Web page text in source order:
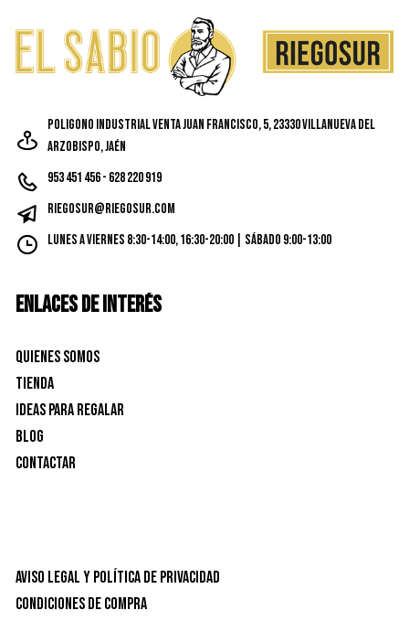
Poligono Industrial Venta Juan Francisco, 5, 23330 Villanueva del
Arzobispo, Jaén
953 451 456 - 628 220 919
riegosur@riegosur.com
Lunes a Viernes 8:30-14:00, 16:30-20:00 | Sábado 9:00-13:00
ENLACES DE INTERÉS
Quienes Somos
Tienda
Ideas para Regalar
Blog
Contactar
Aviso Legal y Política de privacidad
Condiciones de Compra